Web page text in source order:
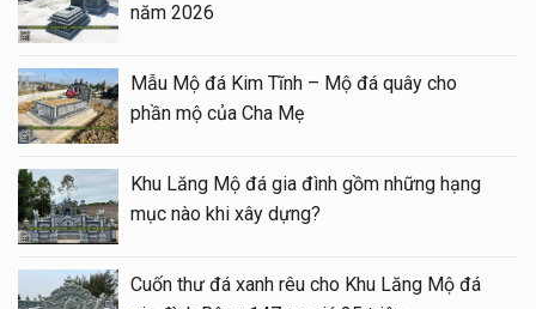
đá
năm 2026
Mẫu Mộ đá Kim Tĩnh – Mộ đá quây cho
phần mộ của Cha Mẹ
Khu Lăng Mộ đá gia đình gồm những hạng
mục nào khi xây dựng?
Cuốn thư đá xanh rêu cho Khu Lăng Mộ đá